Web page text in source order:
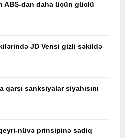
ABŞ-dan daha üçün güclü
JD Vensi gizli şəkildə
sanksiyalar siyahısını
nüvə prinsipinə sadiq